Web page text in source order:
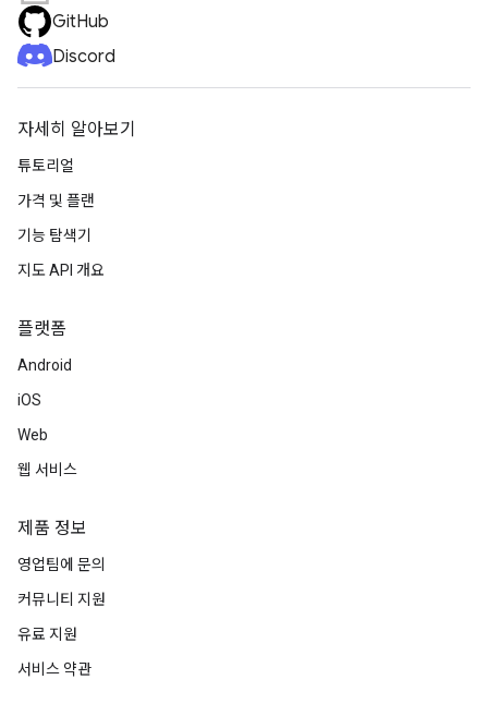
GitHub
Discord
자세히 알아보기
튜토리얼
가격 및 플랜
기능 탐색기
지도 API 개요
플랫폼
Android
iOS
Web
웹 서비스
제품 정보
영업팀에 문의
커뮤니티 지원
유료 지원
서비스 약관